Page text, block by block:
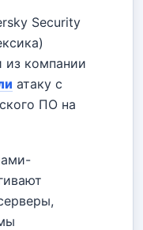
Security
из компании
атаку с
ПО на